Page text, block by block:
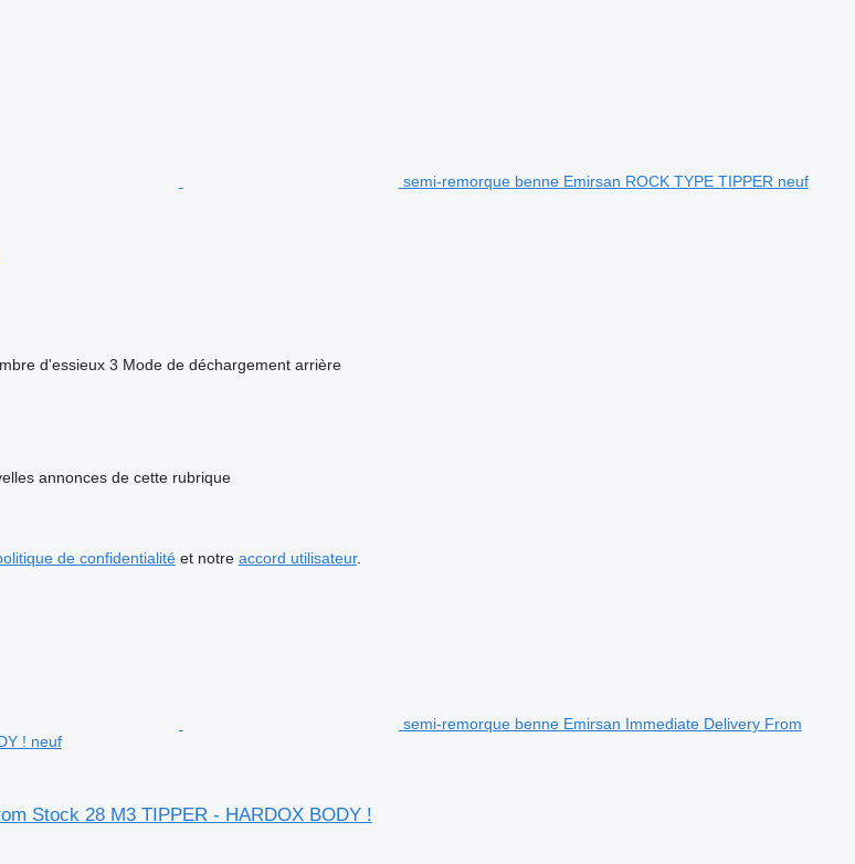
semi-remorque benne Emirsan ROCK TYPE TIPPER neuf
d'essieux 3 Mode de déchargement arrière
annonces de cette rubrique
de confidentialitéet notre accord utilisateur.
semi-remorque benne Emirsan Immediate Delivery From
! neuf
Stock 28 M3 TIPPER - HARDOX BODY !